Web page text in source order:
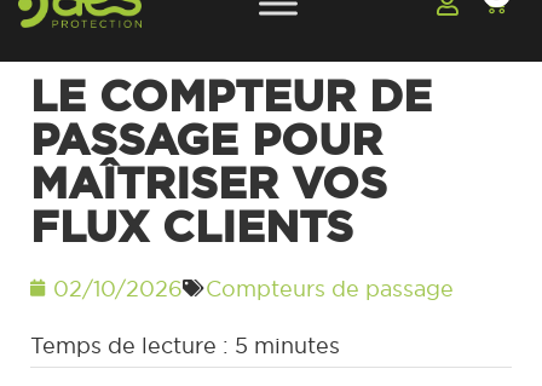
LE COMPTEUR DE
PASSAGE POUR
MAÎTRISER VOS
FLUX CLIENTS
02/10/2026 Compteurs de passage
Temps de lecture : 5 minutes